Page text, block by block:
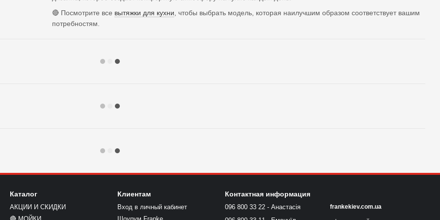
🔴 Посмотрите все вытяжки для кухни , чтобы выбрать модель, которая наилучшим образом соответствует вашим
потребностям.
Каталог
АКЦИИ И СКИДКИ
Клиентам
Вход в личный кабинет
Контактная информация
096 800 33 22 - Анастасія
frankekiev.com.ua